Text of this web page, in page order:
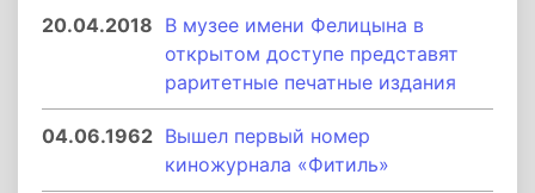
20.04.2018 В музее имени Фелицына в
открытом доступе представят
раритетные печатные издания
04.06.1962 Вышел первый номер
киножурнала «Фитиль»